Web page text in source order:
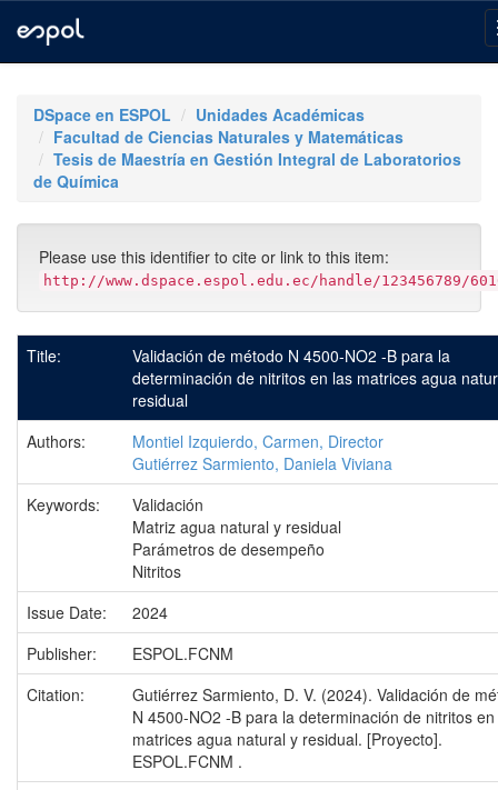
navigationDSpace en ESPOL
Unidades Académicas
Facultad de Ciencias Naturales y Matemáticas
Tesis de Maestría en Gestión Integral de Laboratorios
de Química
Please use this identifier to cite or link to this item:
http://www.dspace.espol.edu.ec/handle/123456789/
Title:
Validación de método N 4500-NO2 -B para la
determinación de nitritos en las matrices agua
residual
Authors:
Montiel Izquierdo, Carmen, Director
Gutiérrez Sarmiento, Daniela Viviana
Keywords:
Validación
Matriz agua natural y residual
Parámetros de desempeño
Nitritos
Issue Date:
2024
Publisher:
ESPOL.FCNM
Citation:
Gutiérrez Sarmiento, D. V. (2024). Validación de
N 4500-NO2 -B para la determinación de nitritos
matrices agua natural y residual. [Proyecto].
ESPOL.FCNM .